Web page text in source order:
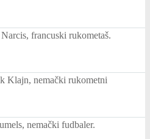
francuski rukometaš.
Klajn, nemački rukometni
nemački fudbaler.